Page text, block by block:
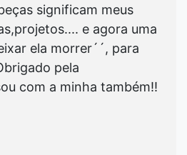
significam meus
e agora uma
ela morrer´´, para
pela
com a minha também!!